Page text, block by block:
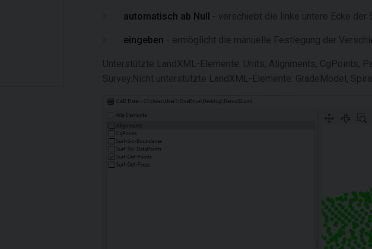
automatisch ab Null - verschiebt die linke untere Ecke
eingeben - ermöglicht die manuelle Festlegung der
Unterstützte LandXML-Elemente: Units, Alignments, CgPoints,
Survey.Nicht unterstützte LandXML-Elemente: GradeModel,